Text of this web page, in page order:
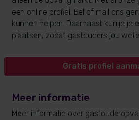
een online profiel. Bel of mail ons
kunnen helpen. Daarnaast kun je je
plaatsen, zodat gastouders jou
Gratis profiel
Meer informatie
Meer informatie over